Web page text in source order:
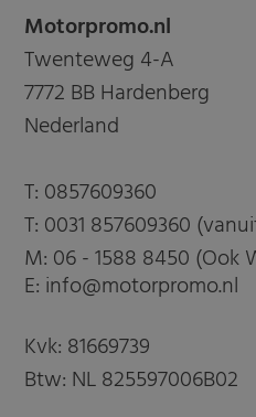
Motorpromo.nl
Twenteweg 4-A
7772 BB Hardenberg
Nederland
T: 0857609360
T: 0031 857609360
M: 06 - 1588 8450 (Ook
E: info@motorpromo.nl
Kvk: 81669739
Btw: NL 825597006B02